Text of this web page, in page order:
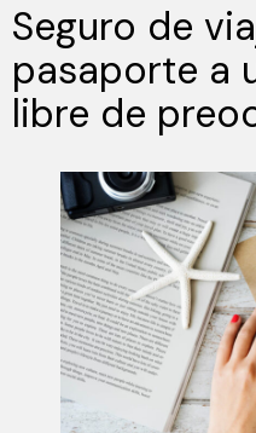
Seguro de
pasaporte a
libre de